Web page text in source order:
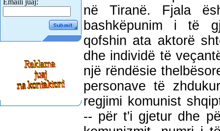
Emaili juaj:
në Tiranë. Fjala
bashkëpunim i të
qofshin ata aktorë
dhe individë të
një rëndësie
personave të
regjimi komunist
-- për t'i gjetur dhe